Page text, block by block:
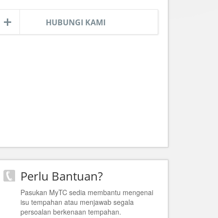
HUBUNGI KAMI
Perlu Bantuan?
Pasukan MyTC sedia membantu mengenai
isu tempahan atau menjawab segala
persoalan berkenaan tempahan.